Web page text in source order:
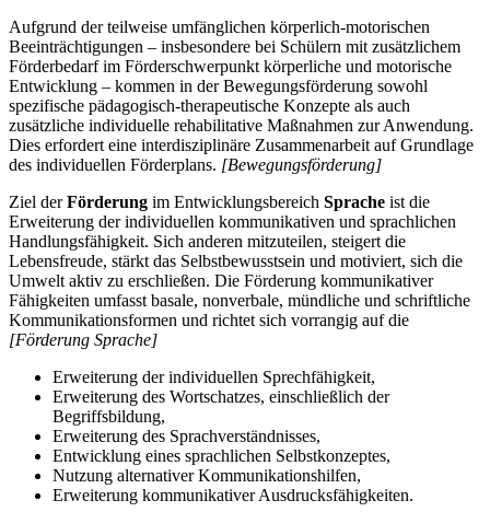
Aufgrund der teilweise umfänglichen körperlich-motorischen
Beeinträchtigungen – insbesondere bei Schülern mit zusätzlichem
Förderbedarf im Förderschwerpunkt körperliche und motorische
Entwicklung – kommen in der Bewegungsförderung sowohl
spezifische pädagogisch-therapeutische Konzepte als auch
zusätzliche individuelle rehabilitative Maßnahmen zur Anwendung.
Dies erfordert eine interdisziplinäre Zusammenarbeit auf Grundlage
des individuellen Förderplans. [Bewegungsförderung]
Ziel derFörderung im Entwicklungsbereich Sprache ist die
Erweiterung der individuellen kommunikativen und sprachlichen
Handlungsfähigkeit. Sich anderen mitzuteilen, steigert die
Lebensfreude, stärkt das Selbstbewusstsein und motiviert, sich die
Umwelt aktiv zu erschließen. Die Förderung kommunikativer
Fähigkeiten umfasst basale, nonverbale, mündliche und schriftliche
Kommunikationsformen und richtet sich vorrangig auf die
[Förderung Sprache]
Erweiterung der individuellen Sprechfähigkeit,
Erweiterung des Wortschatzes, einschließlich der
Begriffsbildung,
Erweiterung des Sprachverständnisses,
Entwicklung eines sprachlichen Selbstkonzeptes,
Nutzung alternativer Kommunikationshilfen,
Erweiterung kommunikativer Ausdrucksfähigkeiten.